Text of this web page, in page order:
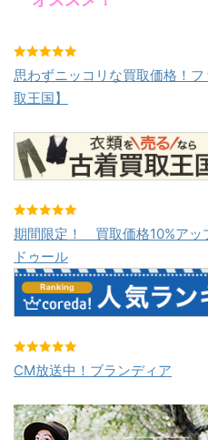
思わずニッコリな買取価格！
取王国】
期間限定！ 買取価格10%アッ
ドゥール
CM放送中！ブランディア